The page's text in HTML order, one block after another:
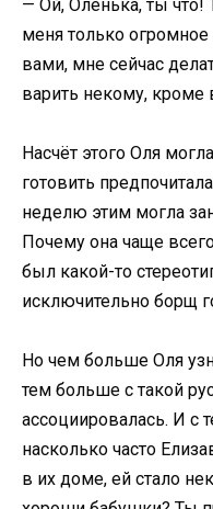
— Ой, Оленька, ты что!
меня только
вами, мне сейчас
варить некому, кроме
Насчёт этого Оля
готовить
неделю этим могла
Почему она чаще
был какой-то
исключительно борщ
Но чем больше Оля
тем больше с такой
ассоциировалась. И с
насколько часто
в их доме, ей стало